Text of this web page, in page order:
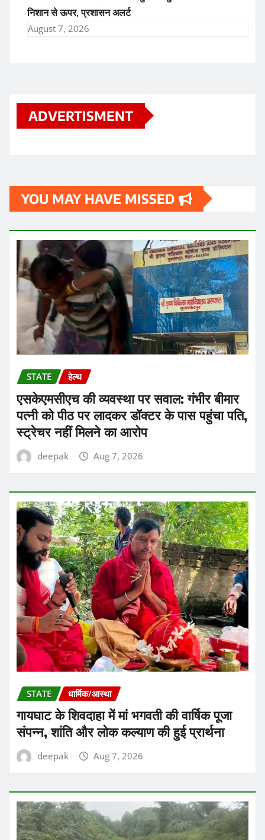
निशान से ऊपर, प्रशासन अलर्ट
August 7, 2026
ADVERTISMENT
YOU MAY HAVE MISSED
STATE हेल्थ
एसकेएमसीएच की व्यवस्था पर सवाल: गंभीर बीमार
पत्नी को पीठ पर लादकर डॉक्टर के पास पहुंचा पति,
स्ट्रेचर नहीं मिलने का आरोप
deepak Aug 7, 2026
STATE धार्मिक/आस्था
गायघाट के शिवदाहा में मां भगवती की वार्षिक पूजा
संपन्न, शांति और लोक कल्याण की हुई प्रार्थना
deepak Aug 7, 2026